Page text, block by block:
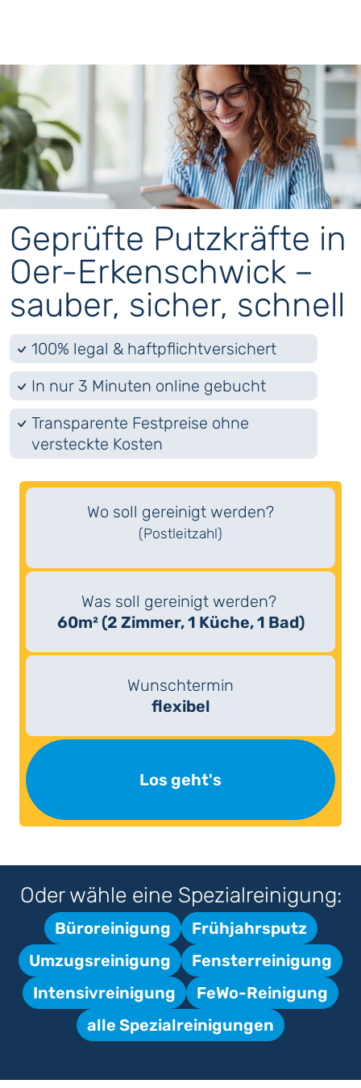
Geprüfte Putzkräfte in
Oer-Erkenschwick –
sauber, sicher, schnell
100% legal & haftpflichtversichert
In nur 3 Minuten online gebucht
Transparente Festpreise ohne
versteckte Kosten
Wo soll gereinigt werden?
(Postleitzahl)
Was soll gereinigt werden?
60m² (2 Zimmer, 1 Küche, 1 Bad)
Wunschtermin
flexibel
Los geht's
Oder wähle eine Spezialreinigung:
Büroreinigung
Frühjahrsputz
Umzugsreinigung
Fensterreinigung
Intensivreinigung
FeWo-Reinigung
alle Spezialreinigungen